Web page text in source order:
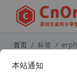
首页 标签
本站通知